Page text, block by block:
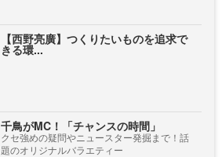
【西野亮廣】つくりたいものを追求で
きる環...
千鳥がMC！「チャンスの時間」
クセ強めの疑問やニュースター発掘まで！話
題のオリジナルバラエティー